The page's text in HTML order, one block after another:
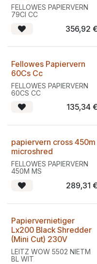
FELLOWES PAPIERVERN
79CI CC
356,92 €
Fellowes Papiervern
60Cs Cc
FELLOWES PAPIERVERN
60CS CC
135,34 €
papiervern cross 450m
microshred
FELLOWES PAPIERVERN
450M MS
289,31 €
Papiervernietiger
Lx200 Black Shredder
(Mini Cut) 230V
LEITZ WOW 5502 NIETM
BL WIT